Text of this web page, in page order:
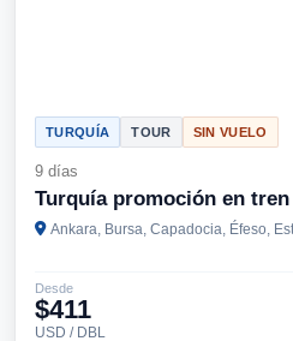
TURQUÍA TOUR SIN VUELO
9 días
Turquía promoción en tren
Ankara, Bursa, Capadocia, Éfeso,
Desde
$411
USD / DBL